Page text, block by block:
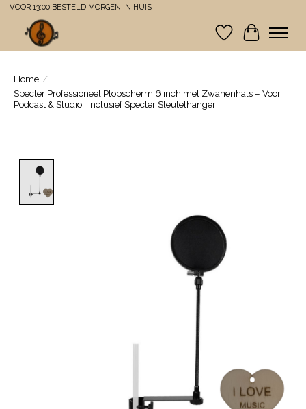
VOOR 13:00 BESTELD MORGEN IN HUIS
Verlanglijst
Home /
Specter Professioneel Plopscherm 6 inch met Zwanenhals – Voor
Podcast & Studio | Inclusief Specter Sleutelhanger